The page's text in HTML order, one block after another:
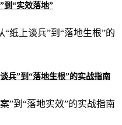
到“实效落地”
兵”到“落地生根”的实战指南